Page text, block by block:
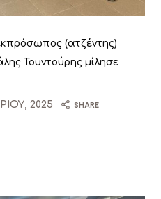
(ατζέντης)
Τουντούρης μίλησε
2025 SHARE